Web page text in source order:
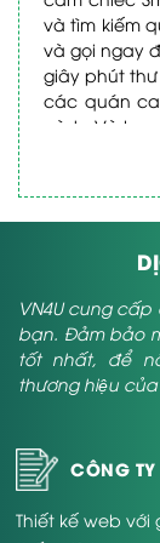
và tìm kiếm
và gọi ngay
giây phút
các quán
mình. Và
VN4U đồng
Bạn phải
bạn đang
trên mạng
hàng tiềm
dịch vụ thiết
tôi sẽ giúp
Điểm nổi
cafe VN4U:
được khách
vậy, đội ngũ
dành nhiều
VN4U cung
bạn. Đảm bảo
tốt nhất, để
thương hiệu
CÔNG TY
Thiết kế web